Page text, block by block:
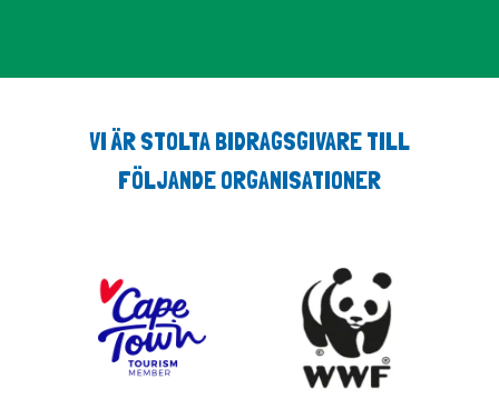
VI ÄR STOLTA BIDRAGSGIVARE TILL
FÖLJANDE ORGANISATIONER